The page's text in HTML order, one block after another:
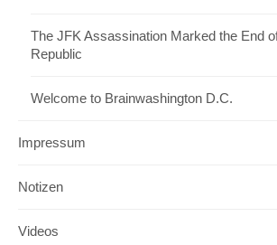
The JFK Assassination Marked the End
Republic
Welcome to Brainwashington D.C.
Impressum
Notizen
Videos